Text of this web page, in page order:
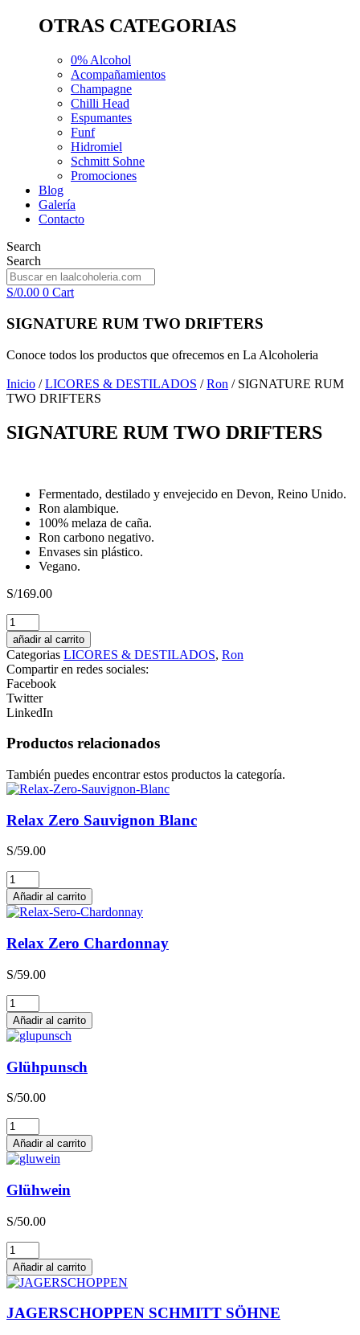
OTRAS CATEGORIAS
0% Alcohol
Acompañamientos
Champagne
Chilli Head
Espumantes
Funf
Hidromiel
Schmitt Sohne
Promociones
Blog
Galería
Contacto
Search
Search
S/0.00 0 Cart
SIGNATURE RUM TWO DRIFTERS
Conoce todos los productos que ofrecemos en La Alcoholeria
Inicio /LICORES & DESTILADOS /Ron / SIGNATURE RUM
TWO DRIFTERS
SIGNATURE RUM TWO DRIFTERS
Fermentado, destilado y envejecido en Devon, Reino Unido.
Ron alambique.
100% melaza de caña.
Ron carbono negativo.
Envases sin plástico.
Vegano.
S/169.00
Glühpunsch
cantidad
añadir al carrito
Categorias LICORES & DESTILADOS, Ron
Compartir en redes sociales:
Facebook
Twitter
LinkedIn
Productos relacionados
También puedes encontrar estos productos la categoría.
Relax Zero Sauvignon Blanc
S/59.00
Relax
Zero
Sauvignon
Blanc
cantidad
Añadir al carrito
Relax Zero Chardonnay
S/59.00
Relax
Zero
Chardonnay
cantidad
Añadir al carrito
Glühpunsch
S/50.00
Glühpunsch
cantidad
Añadir al carrito
Glühwein
S/50.00
Glühwein
cantidad
Añadir al carrito
JAGERSCHOPPEN SCHMITT SÖHNE